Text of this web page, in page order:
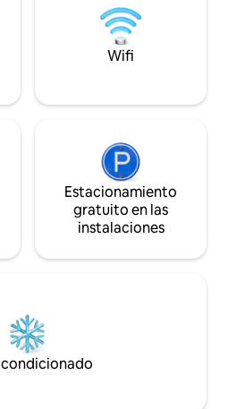
para
se
tranquilo.
king, con cama
También sofá
personas.
Wifi
Estacionamiento
gratuito en las
instalaciones